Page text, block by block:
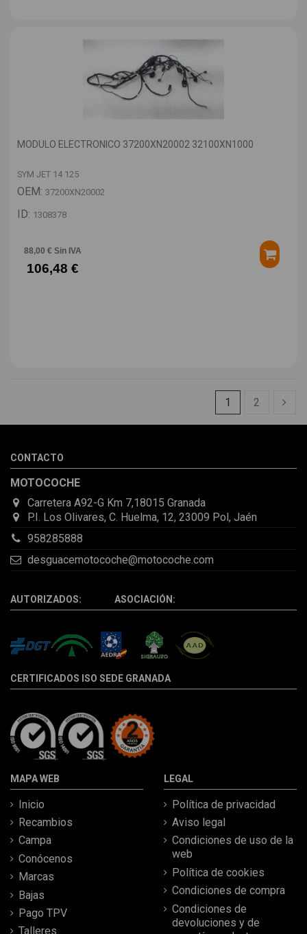
MODULO ELECTRONICO 37200XN20002 32100XN1000
SYM JET 14 125
OEM: 37200XN20002
ID: 1308378
88,00 € Sin IVA
106,48 €
1 2
CONTACTO
MOTOCOCHE
Carretera A92-G Km 7,18015 Granada
P.I. Los Olivares, C. Huelma, 12, 23009 Pol, Jaén
958285888
desguacemotocoche@motocoche.com
AUTORIZADOS: ASOCIACIÓN:
CERTIFICADOS ISO SEDE GRANADA
MAPA WEB
Inicio
Recambios
Campa
Conócenos
Marcas
Bajas
Pago TPV
Talleres
LEGAL
Política de privacidad
Aviso legal
Condiciones de uso de la
web
Política de cookies
Condiciones de compra
Condiciones de
devoluciones y de